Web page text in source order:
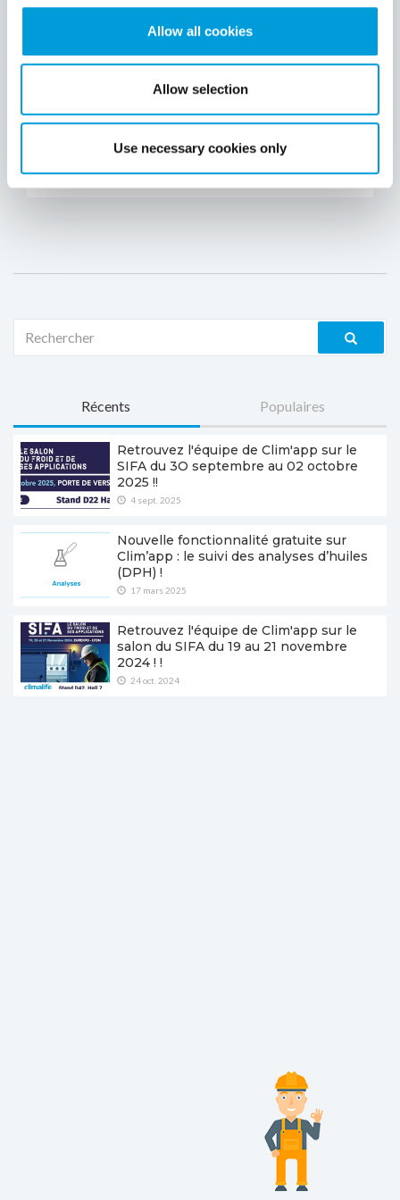
Allow all cookies
Allow selection
Use necessary cookies only
SALON DU SIFA DU 8 AU 10 NOVEMBRE
A vos agendas: 8, 9 et 10 novembre à
l'EUREXPO de Lyon, Stand C30 !
Venez découvrir et tester sur place
notre application Clim'app !
Le 24 octobre 2022 Continuer à lire
Récents Populaires
Retrouvez l'équipe de Clim'app sur le
SIFA du 3O septembre au 02 octobre
2025 !!
4 sept. 2025
Nouvelle fonctionnalité gratuite sur
Clim’app : le suivi des analyses d’huiles
(DPH) !
17 mars 2025
Retrouvez l'équipe de Clim'app sur le
salon du SIFA du 19 au 21 novembre
2024 ! !
24 oct. 2024